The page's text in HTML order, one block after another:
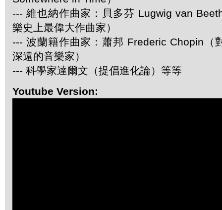
--- 維也納作曲家：貝多芬 Lugwig van
樂史上最偉大作曲家）
--- 波蘭籍作曲家：蕭邦 Frederic Chopin（
深遠的音樂家）
--- 科學家達爾文（提倡進化論）等等
Youtube Version: